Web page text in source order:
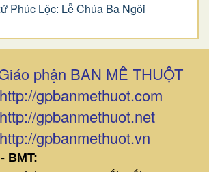
Phúc Lộc: Lễ Chúa Ba Ngôi
phận BAN MÊ THUỘT
http://gpbanmethuot.com
http://gpbanmethuot.net
http://gpbanmethuot.vn
BMT: